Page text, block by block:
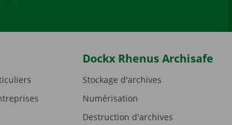
Dockx Rhenus Archisafe
Stockage d'archives
Numérisation
Destruction d'archives